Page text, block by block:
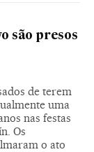
são presos
de terem
uma
nas festas
Os
o ato